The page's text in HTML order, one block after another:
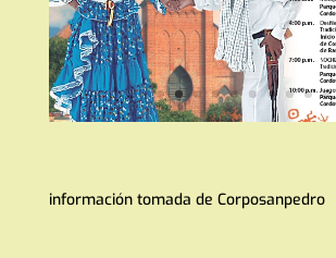
información tomada de Corposanpedro